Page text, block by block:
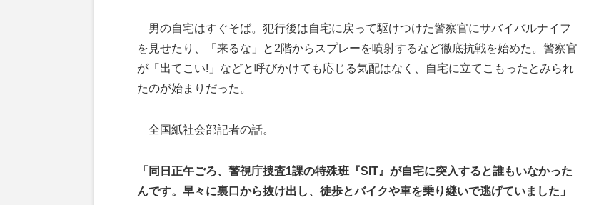
男の自宅はすぐそば。犯行後は自宅に戻って駆けつけた警察官にサバイバルナイフ
を見せたり、「来るな」と2階からスプレーを噴射するなど徹底抗戦を始めた。警察官
が「出てこい!」などと呼びかけても応じる気配はなく、自宅に立てこもったとみられ
たのが始まりだった。
全国紙社会部記者の話。
「同日正午ごろ、警視庁捜査1課の特殊班『SIT』が自宅に突入すると誰もいなかった
んです。早々に裏口から抜け出し、徒歩とバイクや車を乗り継いで逃げていました」